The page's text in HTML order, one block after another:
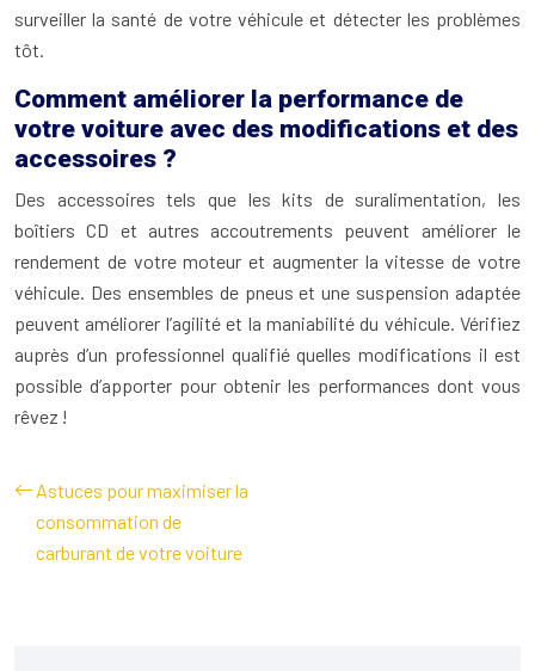
surveiller la santé de votre véhicule et détecter les problèmes
tôt.
Comment améliorer la performance de
votre voiture avec des modifications et des
accessoires ?
Des accessoires tels que les kits de suralimentation, les
boîtiers CD et autres accoutrements peuvent améliorer le
rendement de votre moteur et augmenter la vitesse de votre
véhicule. Des ensembles de pneus et une suspension adaptée
peuvent améliorer l’agilité et la maniabilité du véhicule. Vérifiez
auprès d’un professionnel qualifié quelles modifications il est
possible d’apporter pour obtenir les performances dont vous
rêvez !
Astuces pour maximiser la
consommation de
carburant de votre voiture